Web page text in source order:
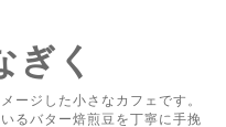
ぎく
ージした小さなカフェです。
るバター焙煎豆を丁寧に手挽